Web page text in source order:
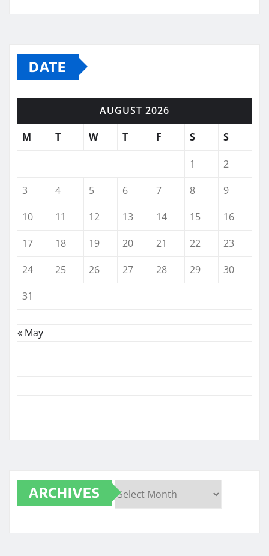
DATE
AUGUST 2026
M
T W T F S S
1
2
3
4 5 6 7 8
9
10
11 12 13 14 15
16
17
18 19 20 21 22
23
24
25 26 27 28 29
30
31
« May
ARCHIVES